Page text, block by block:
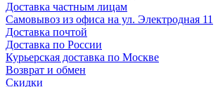
Доставка частным лицам
Самовывоз из офиса на ул. Электродная 11
Доставка почтой
Доставка по России
Курьерская доставка по Москве
Возврат и обмен
Скидки